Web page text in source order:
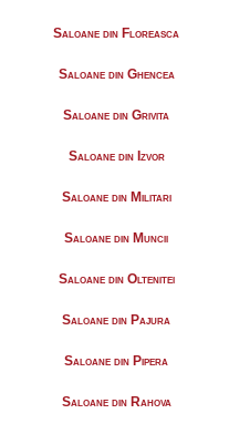
Saloane din Floreasca
Saloane din Ghencea
Saloane din Grivita
Saloane din Izvor
Saloane din Militari
Saloane din Muncii
Saloane din Oltenitei
Saloane din Pajura
Saloane din Pipera
Saloane din Rahova